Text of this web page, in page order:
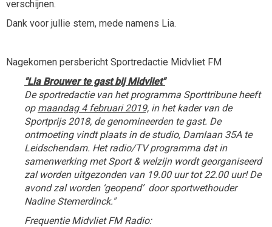
verschijnen.
Dank voor jullie stem, mede namens Lia.
Nagekomen persbericht Sportredactie Midvliet FM
"Lia Brouwer te gast bij Midvliet"
De sportredactie van het programma Sporttribune heeft
op maandag 4 februari 2019, in het kader van de
Sportprijs 2018, de genomineerden te gast. De
ontmoeting vindt plaats in de studio, Damlaan 35A te
Leidschendam. Het radio/TV programma dat in
samenwerking met Sport & welzijn wordt georganiseerd
zal worden uitgezonden van 19.00 uur tot 22.00 uur! De
avond zal worden ‘geopend’ door sportwethouder
Nadine Stemerdinck."
Frequentie Midvliet FM Radio: